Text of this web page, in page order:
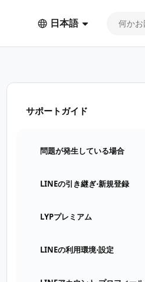
日本語
サポートガイド
問題が発生している場合
LINEの引き継ぎ⋅新規登録
LYPプレミアム
LINEの利用環境⋅設定